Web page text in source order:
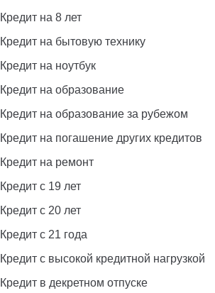
Кредит на 8 лет
Кредит на бытовую технику
Кредит на ноутбук
Кредит на образование
Кредит на образование за рубежом
Кредит на погашение других кредитов
Кредит на ремонт
Кредит с 19 лет
Кредит с 20 лет
Кредит с 21 года
Кредит с высокой кредитной нагрузкой
Кредит в декретном отпуске